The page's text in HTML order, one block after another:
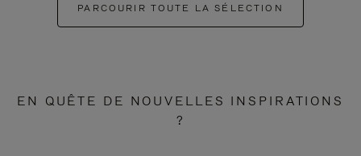
PARCOURIR TOUTE LA SÉLECTION
EN QUÊTE DE NOUVELLES INSPIRATIONS
?